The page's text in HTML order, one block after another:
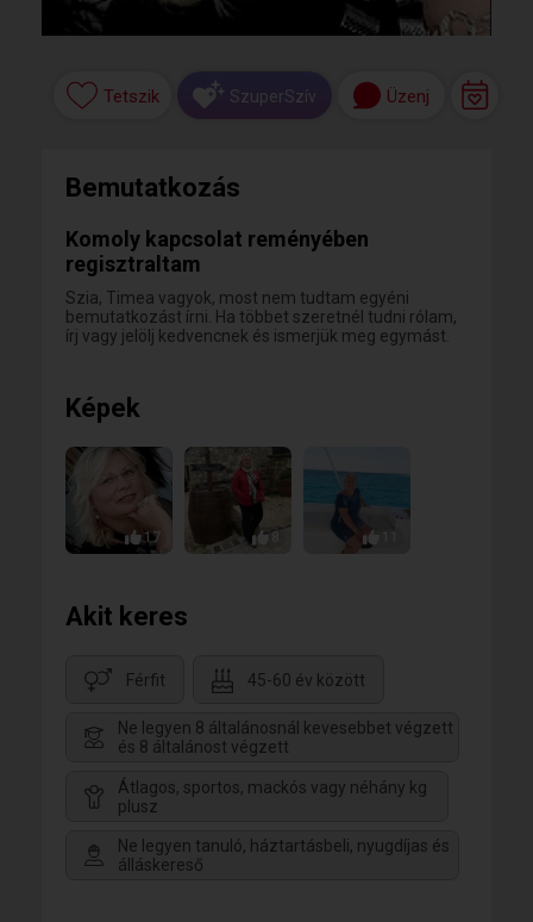
Tetszik SzuperSzív Üzenj
Bemutatkozás
Komoly kapcsolat reményében
regisztraltam
Szia, Timea vagyok, most nem tudtam egyéni
bemutatkozást írni. Ha többet szeretnél tudni rólam,
írj vagy jelölj kedvencnek és ismerjük meg egymást.
Képek
17
Akit keres
Férfit 45-60 év között
Ne legyen 8 általánosnál kevesebbet végzett
és 8 általánost végzett
Átlagos, sportos, mackós vagy néhány kg
plusz
Ne legyen tanuló, háztartásbeli, nyugdíjas és
álláskereső